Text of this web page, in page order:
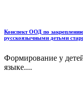
Конспект ООД по
русскоязычными детьми
Формирование у
языке....